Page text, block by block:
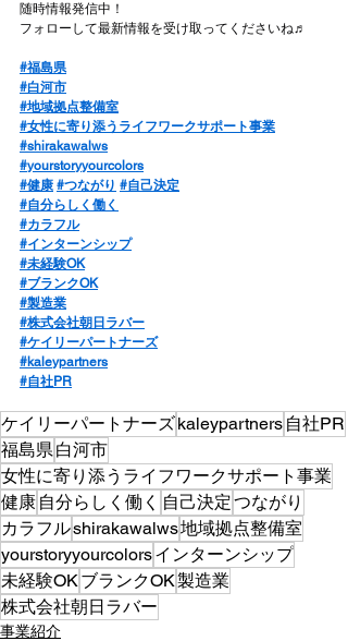
随時情報発信中！
フォローして最新情報を受け取ってくださいね♬
#福島県
#白河市
#地域拠点整備室
#女性に寄り添うライフワークサポート事業
#shirakawalws
#yourstoryyourcolors
#健康 #つながり #自己決定
#自分らしく働く
#カラフル
#インターンシップ
#未経験OK
#ブランクOK
#製造業
#株式会社朝日ラバー
#ケイリーパートナーズ
#kaleypartners
#自社PR
ケイリーパートナーズkaleypartners 自社PR
福島県白河市
女性に寄り添うライフワークサポート事業
健康 自分らしく働く 自己決定つながり
カラフルshirakawalws地域拠点整備室
yourstoryyourcolorsインターンシップ
未経験OKブランクOK製造業
株式会社朝日ラバー
事業紹介